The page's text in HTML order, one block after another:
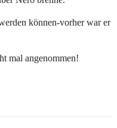
können-vorher war er
mal angenommen!